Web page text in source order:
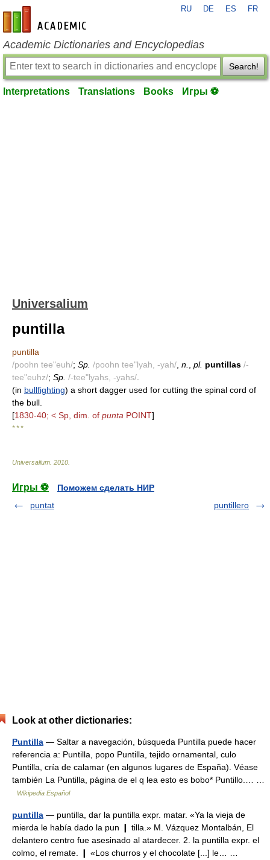
en-academic.com
RU DE ES FR
Academic Dictionaries and Encyclopedias
Search!
Interpretations Translations Books Игры ⚽
Universalium
puntilla
puntilla
/poohn tee"euh/; Sp. /poohn tee"lyah, -yah/ n. pl. puntillas /-
tee"euhz/; Sp. /-tee"lyahs, -yahs/
(in bullfighting) a short dagger used for cutting the spinal cord of
the bull.
[1830-40; < Sp, dim. of punta POINT]
* * *
Universalium 2010
Игры ⚽
Поможем сделать НИР
puntat
puntillero
Look at other dictionaries:
Puntilla — Saltar a navegación, búsqueda Puntilla puede hacer
referencia a: Puntilla, popo Puntilla, tejido ornamental, culo
Puntilla, cría de calamar (en algunos lugares de España). Véase
también La Puntilla, página de el q lea esto es bobo* Puntillo.… …
Wikipedia Español
puntilla — puntilla, dar la puntilla expr. matar. «Ya la vieja de
mierda le había dado la pun ❙ tilla.» M. Vázquez Montalbán, El
delantero centro fue asesinado al atardecer. 2. la puntilla expr. el
colmo, el remate. ❙ «Los churros y el chocolate [...] le… …